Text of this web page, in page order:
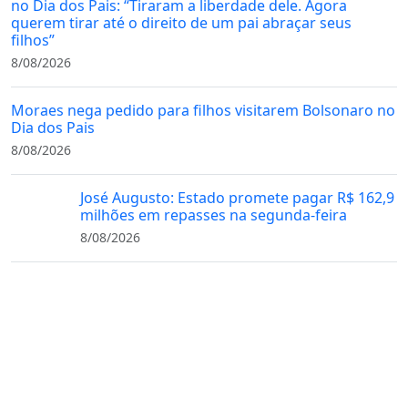
no Dia dos Pais: “Tiraram a liberdade dele. Agora
querem tirar até o direito de um pai abraçar seus
filhos”
8/08/2026
Moraes nega pedido para filhos visitarem Bolsonaro no
Dia dos Pais
8/08/2026
José Augusto: Estado promete pagar R$ 162,9
milhões em repasses na segunda-feira
8/08/2026